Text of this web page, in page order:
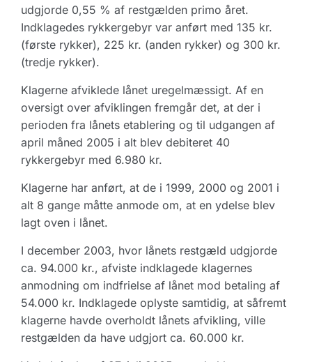
udgjorde 0,55 % af restgælden primo året.
Indklagedes rykkergebyr var anført med 135 kr.
(første rykker), 225 kr. (anden rykker) og 300 kr.
(tredje rykker).
Klagerne afviklede lånet uregelmæssigt. Af en
oversigt over afviklingen fremgår det, at der i
perioden fra lånets etablering og til udgangen af
april måned 2005 i alt blev debiteret 40
rykkergebyr med 6.980 kr.
Klagerne har anført, at de i 1999, 2000 og 2001 i
alt 8 gange måtte anmode om, at en ydelse blev
lagt oven i lånet.
I december 2003, hvor lånets restgæld udgjorde
ca. 94.000 kr., afviste indklagede klagernes
anmodning om indfrielse af lånet mod betaling af
54.000 kr. Indklagede oplyste samtidig, at såfremt
klagerne havde overholdt lånets afvikling, ville
restgælden da have udgjort ca. 60.000 kr.